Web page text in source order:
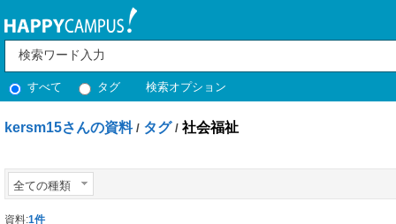
すべて タグ 検索オプション
kersm15さんの資料 / タグ / 社会福祉
全ての種類
資料:1件